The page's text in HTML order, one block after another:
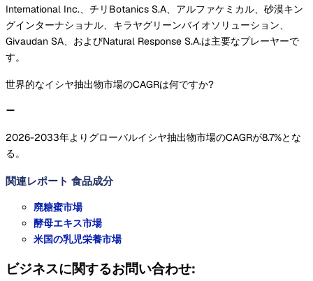
International Inc.、チリBotanics S.A、アルファケミカル、砂漠キン
グインターナショナル、キラヤグリーンバイオソリューション、
Givaudan SA、およびNatural Response S.A.は主要なプレーヤーで
す。
世界的なイシヤ抽出物市場のCAGRは何ですか?
2026-2033年よりグローバルイシヤ抽出物市場のCAGRが8.7%とな
る。
関連レポート 食品成分
廃糖蜜市場
酵母エキス市場
米国の乳児栄養市場
ビジネスに関するお問い合わせ: